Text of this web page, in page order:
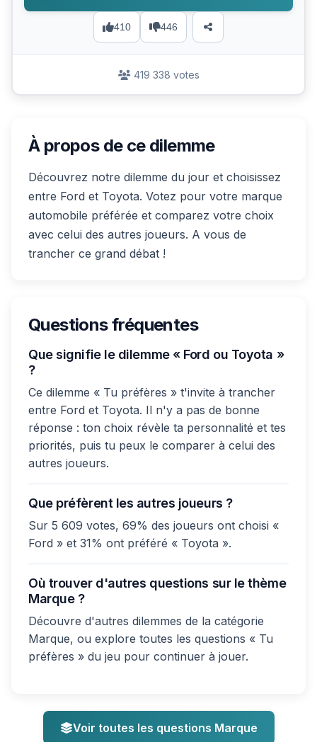
410 446
419 338 votes
À propos de ce dilemme
Découvrez notre dilemme du jour et choisissez
entre Ford et Toyota. Votez pour votre marque
automobile préférée et comparez votre choix
avec celui des autres joueurs. A vous de
trancher ce grand débat !
Questions fréquentes
Que signifie le dilemme « Ford ou Toyota »
?
Ce dilemme « Tu préfères » t'invite à trancher
entre Ford et Toyota. Il n'y a pas de bonne
réponse : ton choix révèle ta personnalité et tes
priorités, puis tu peux le comparer à celui des
autres joueurs.
Que préfèrent les autres joueurs ?
Sur 5 609 votes, 69% des joueurs ont choisi «
Ford » et 31% ont préféré « Toyota ».
Où trouver d'autres questions sur le thème
Marque ?
Découvre d'autres dilemmes de la catégorie
Marque, ou explore toutes les questions « Tu
préfères » du jeu pour continuer à jouer.
Voir toutes les questions Marque